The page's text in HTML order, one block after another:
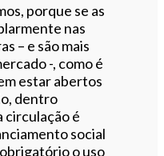
porque se as
nas
– e são mais
-, como é
estar abertos
dentro
circulação é
social
o uso